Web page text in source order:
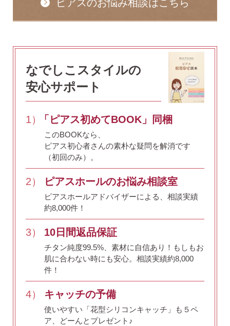
ピアスのお悩み相談はこちら
なでしこスタイルの
安心サポート
1） 「ピアス初めてBOOK」同梱
このBOOKなら、
ピアス初心者さんの素朴な疑問を解消です
（初回のみ）。
2） ピアスホールのお悩み相談室
ピアスホールアドバイザーによる、相談実績
約8,000件！
3） 10日間返品保証
チタン純度99.5%、素材に自信あり！ もしもお
肌に合わない時にも安心。相談実績約8,000
件！
4） キャッチの予備
使いやすい「花型シリコンキャッチ」も５ペ
ア、どーんとプレゼント♪